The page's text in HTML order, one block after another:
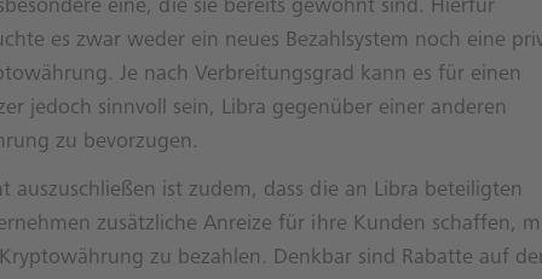
eine, die sie bereits gewohnt sind. Hierfür
es zwar weder ein neues Bezahlsystem noch eine
Je nach Verbreitungsgrad kann es für einen
jedoch sinnvoll sein, Libra gegenüber einer anderen
zu bevorzugen.
auszuschließen ist zudem, dass die an Libra beteiligten
zusätzliche Anreize für ihre Kunden schaffen,
zu bezahlen. Denkbar sind Rabatte auf